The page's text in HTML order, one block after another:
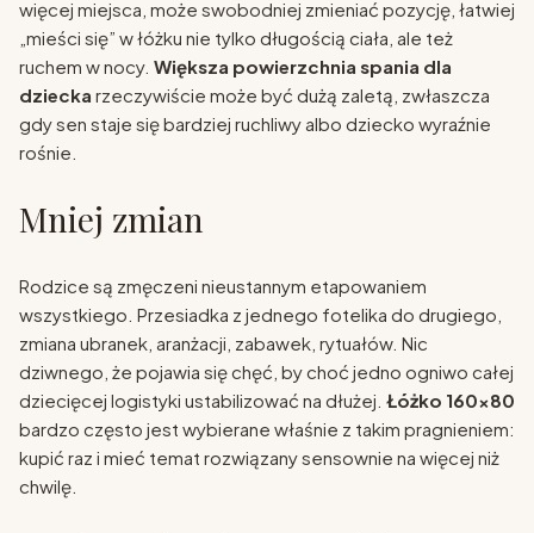
więcej miejsca, może swobodniej zmieniać pozycję, łatwiej
„mieści się” w łóżku nie tylko długością ciała, ale też
ruchem w nocy. Większa powierzchnia spania dla
dziecka rzeczywiście może być dużą zaletą, zwłaszcza
gdy sen staje się bardziej ruchliwy albo dziecko wyraźnie
rośnie.
Mniej zmian
Rodzice są zmęczeni nieustannym etapowaniem
wszystkiego. Przesiadka z jednego fotelika do drugiego,
zmiana ubranek, aranżacji, zabawek, rytuałów. Nic
dziwnego, że pojawia się chęć, by choć jedno ogniwo całej
dziecięcej logistyki ustabilizować na dłużej. Łóżko 160x80
bardzo często jest wybierane właśnie z takim pragnieniem:
kupić raz i mieć temat rozwiązany sensownie na więcej niż
chwilę.